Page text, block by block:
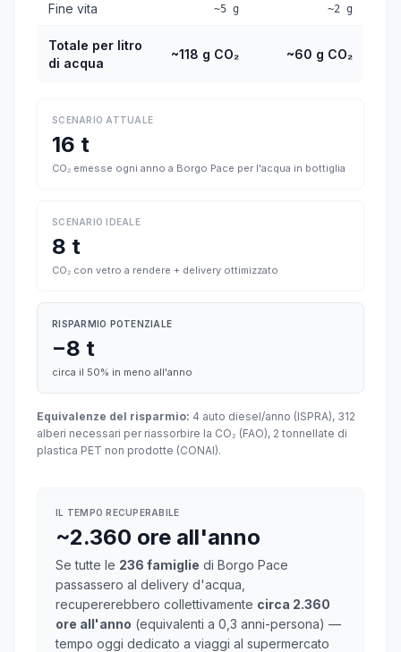
Fine vita ~5 g ~2 g
Totale per litro
di acqua
~118 g CO₂ ~60 g CO₂
SCENARIO ATTUALE
16 t
CO₂ emesse ogni anno a Borgo Pace per l'acqua in bottiglia
SCENARIO IDEALE
8 t
CO₂ con vetro a rendere + delivery ottimizzato
RISPARMIO POTENZIALE
−8 t
circa il 50% in meno all'anno
Equivalenze del risparmio: 4 auto diesel/anno (ISPRA), 312
alberi necessari per riassorbire la CO₂ (FAO), 2 tonnellate di
plastica PET non prodotte (CONAI).
IL TEMPO RECUPERABILE
~2.360 ore all'anno
Se tutte le 236 famiglie di Borgo Pace
passassero al delivery d'acqua,
recupererebbero collettivamente circa 2.360
ore all'anno (equivalenti a 0,3 anni-persona) —
tempo oggi dedicato a viaggi al supermercato